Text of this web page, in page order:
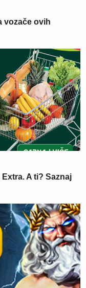
vozače ovih
A ti? Saznaj